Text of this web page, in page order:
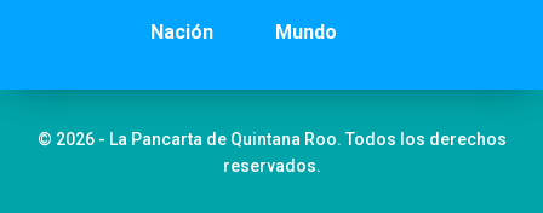
Nación Mundo
© 2026 - La Pancarta de Quintana Roo. Todos los derechos
reservados.